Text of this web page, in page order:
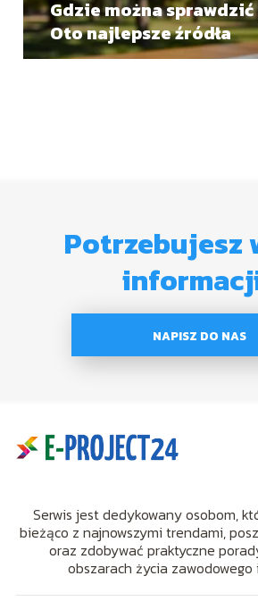
Gdzie można
Oto najlepsze źródła
Potrzebujesz
NAPISZ DO NAS
Serwis jest dedykowany osobom,
bieżąco z najnowszymi trendami,
oraz zdobywać praktyczne
obszarach życia